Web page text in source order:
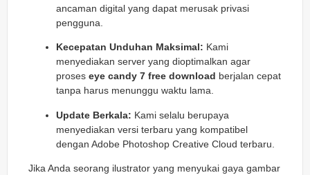
ancaman digital yang dapat merusak privasi
pengguna.
Kecepatan Unduhan Maksimal: Kami
menyediakan server yang dioptimalkan agar
proses eye candy 7 free download berjalan cepat
tanpa harus menunggu waktu lama.
Update Berkala: Kami selalu berupaya
menyediakan versi terbaru yang kompatibel
dengan Adobe Photoshop Creative Cloud terbaru.
Jika Anda seorang ilustrator yang menyukai gaya gambar